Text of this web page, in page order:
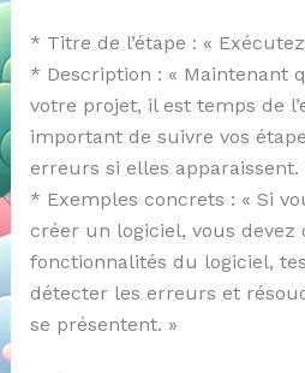
* Titre de l’étape : «
* Description : « Maintenant
votre projet, il est temps de
important de suivre vos
erreurs si elles apparaissent.
* Exemples concrets : « Si
créer un logiciel, vous devez
fonctionnalités du logiciel,
détecter les erreurs et
se présentent. »